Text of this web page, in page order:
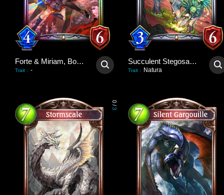
Forte & Miriam, Bondforged
Trait : -
Succulent Stegosaurus
Trait : Natura
0
/
3